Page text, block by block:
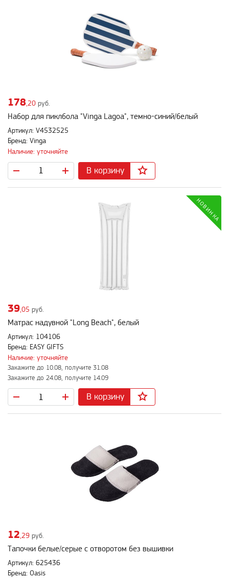
178,20 руб.
Набор для пиклбола "Vinga Lagoa", темно-синий/белый
Артикул: V4532525
Бренд: Vinga
Наличие: уточняйте
В корзину
39 ,05 руб.
Матрас надувной "Long Beach", белый
Артикул: 104106
Бренд: EASY GIFTS
Наличие: уточняйте
Закажите до 10.08, получите 31.08
Закажите до 24.08, получите 14.09
В корзину
12,29 руб.
Тапочки белые/серые с отворотом без вышивки
Артикул: 625436
Бренд: Oasis